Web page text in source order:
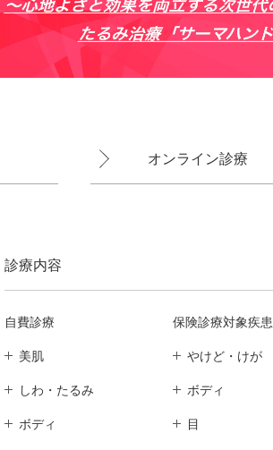
オンライン診療
診療内容
自費診療
美肌
しわ・たるみ
ボディ
保険診療対象疾患
やけど・けが
ボディ
目